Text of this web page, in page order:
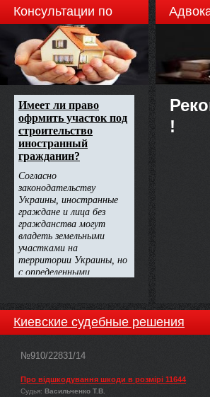
Консультации по
недвижимости
!
Киевские судебные решения
№910/22831/14
Про відшкодування шкоди в розмірі 11644
Судья: Васильченко Т.В.